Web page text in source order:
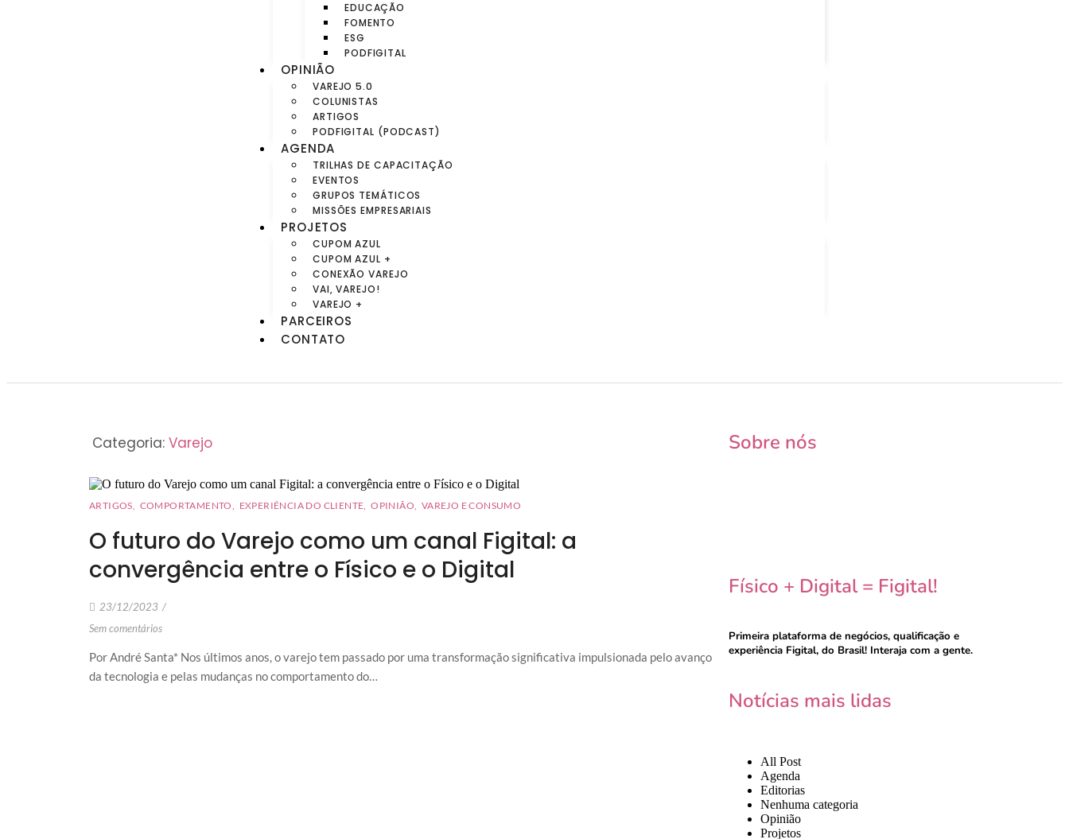
EDUCAÇÃO
FOMENTO
ESG
PODFIGITAL
OPINIÃO
VAREJO 5.0
COLUNISTAS
ARTIGOS
PODFIGITAL (PODCAST)
AGENDA
TRILHAS DE CAPACITAÇÃO
EVENTOS
GRUPOS TEMÁTICOS
MISSÕES EMPRESARIAIS
PROJETOS
CUPOM AZUL
CUPOM AZUL +
CONEXÃO VAREJO
VAI, VAREJO!
VAREJO +
PARCEIROS
CONTATO
Categoria: Varejo
ARTIGOS, COMPORTAMENTO, EXPERIÊNCIA DO CLIENTE, OPINIÃO, VAREJO E CONSUMO
O futuro do Varejo como um canal Figital: a
convergência entre o Físico e o Digital
23/12/2023 /
Sem comentários
Por André Santa* Nos últimos anos, o varejo tem passado por uma transformação significativa impulsionada pelo avanço
da tecnologia e pelas mudanças no comportamento do…
Sobre nós
Físico + Digital = Figital!
Primeira plataforma de negócios, qualificação e
experiência Figital, do Brasil! Interaja com a gente.
Notícias mais lidas
All Post
Agenda
Editorias
Nenhuma categoria
Opinião
Projetos